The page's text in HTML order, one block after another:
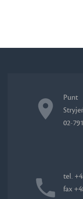
Punt
02-
tel.
fax